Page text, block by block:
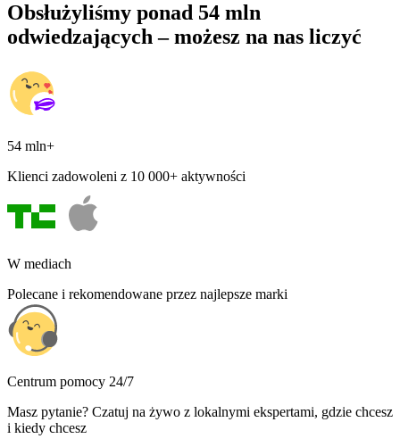
Obsłużyliśmy ponad 54 mln
odwiedzających – możesz na nas liczyć
54 mln+
Klienci zadowoleni z 10 000+ aktywności
W mediach
Polecane i rekomendowane przez najlepsze marki
Centrum pomocy 24/7
Masz pytanie? Czatuj na żywo z lokalnymi ekspertami, gdzie chcesz
i kiedy chcesz